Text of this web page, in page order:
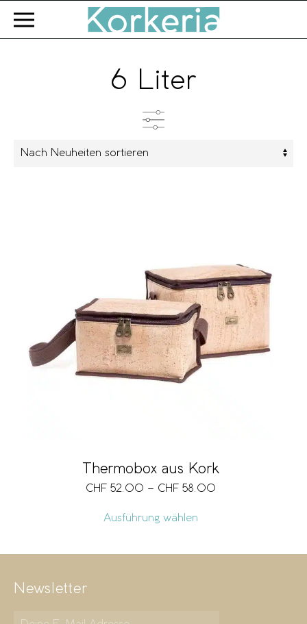
Zum Hauptinhalt springen
6 Liter
Kategorien
Marke
Preis
Thermobox aus Kork
CHF 52.00 – CHF 58.00
Ausführung wählen
Newsletter